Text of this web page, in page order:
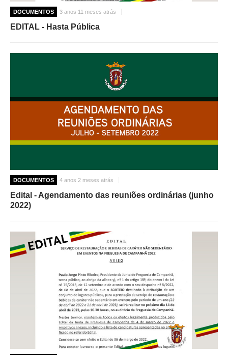
DOCUMENTOS 3 anos 11 meses atrás
EDITAL - Hasta Pública
DOCUMENTOS 4 anos 2 meses atrás
Edital - Agendamento das reuniões ordinárias (junho
2022)